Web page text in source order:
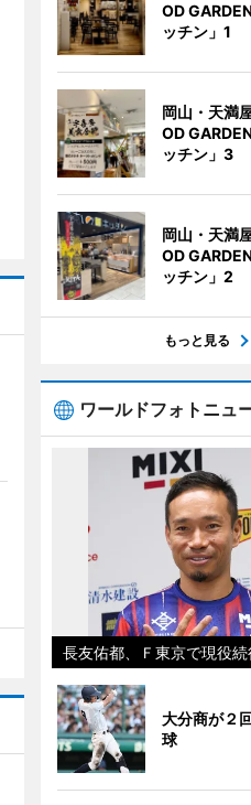
OD
ッチン」1
岡山・天満
OD
ッチン」3
岡山・天満
OD
ッチン」2
もっと見る
ワールドフォトニュ
長友佑都、Ｆ東京で現役
大分商が２
球